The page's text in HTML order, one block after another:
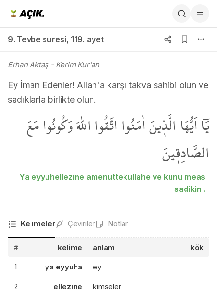
9. Tevbe suresi, 119. ayet
Erhan Aktaş- Kerim Kur'an
Ey İman Edenler! Allah'a karşı takva sahibi olun ve
sadıklarla birlikte olun.
يَٓا اَيُّهَا الَّذ۪ينَ اٰمَنُوا اتَّقُوا اللّٰهَ وَكُونُوا مَعَ
الصَّادِق۪ينَ
Ya eyyuhellezine amenuttekullahe ve kunu meas
sadikin .
Kelimeler Çeviriler Notlar
# kelime anlam kök
1 ya eyyuha ey
2 ellezine kimseler